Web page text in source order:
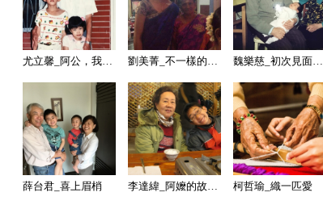
尤立馨_阿公，我愛您 劉美菁_不一樣的外婆 魏樂慈_初次見面（竭盡所能的付出）
薛台君_喜上眉梢 李達緯_阿嬤的故事，生命的河 柯哲瑜_織一匹愛